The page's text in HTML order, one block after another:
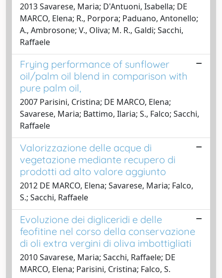
2013 Savarese, Maria; D'Antuoni, Isabella; DE
MARCO, Elena; R., Porpora; Paduano, Antonello;
A., Ambrosone; V., Oliva; M. R., Galdi; Sacchi,
Raffaele
Frying performance of sunflower
oil/palm oil blend in comparison with
pure palm oil,
2007 Parisini, Cristina; DE MARCO, Elena;
Savarese, Maria; Battimo, Ilaria; S., Falco; Sacchi,
Raffaele
Valorizzazione delle acque di
vegetazione mediante recupero di
prodotti ad alto valore aggiunto
2012 DE MARCO, Elena; Savarese, Maria; Falco,
S.; Sacchi, Raffaele
Evoluzione dei digliceridi e delle
feofitine nel corso della conservazione
di oli extra vergini di oliva imbottigliati
2010 Savarese, Maria; Sacchi, Raffaele; DE
MARCO, Elena; Parisini, Cristina; Falco, S.